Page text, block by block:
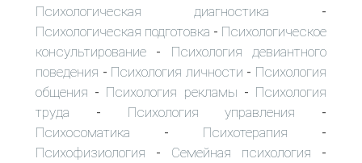
Психологическая диагностика -
Психологическая подготовка - Психологическое
консультирование - Психология девиантного
поведения - Психология личности - Психология
общения - Психология рекламы - Психология
труда - Психология управления -
Психосоматика - Психотерапия -
Психофизиология - Семейная психология -